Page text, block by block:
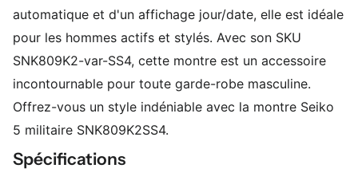
automatique et d'un affichage jour/date, elle est idéale
pour les hommes actifs et stylés. Avec son SKU
SNK809K2-var-SS4, cette montre est un accessoire
incontournable pour toute garde-robe masculine.
Offrez-vous un style indéniable avec la montre Seiko
5 militaire SNK809K2SS4.
Spécifications